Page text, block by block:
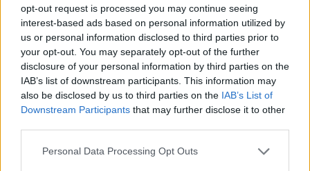
opt-out request is processed you may continue seeing
interest-based ads based on personal information utilized by
us or personal information disclosed to third parties prior to
your opt-out. You may separately opt-out of the further
disclosure of your personal information by third parties on the
IAB’s list of downstream participants. This information may
also be disclosed by us to third parties on the IAB’s List of
Downstream Participants that may further disclose it to other
Personal Data Processing Opt Outs
Topp 10: Disse båtene fikk
flest klikk i Testguiden i
2025